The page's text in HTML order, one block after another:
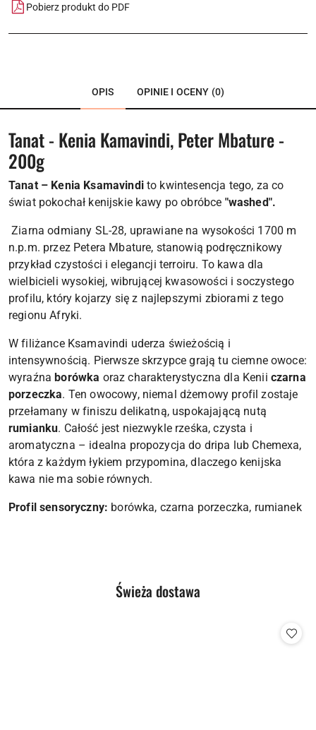
Pobierz produkt do PDF
OPIS OPINIE I OCENY (0)
Tanat - Kenia Kamavindi, Peter Mbature -
200g
Tanat – Kenia Ksamavindito kwintesencja tego, za co
świat pokochał kenijskie kawy po obróbce "washed".
Ziarna odmiany SL-28, uprawiane na wysokości 1700 m
n.p.m. przez Petera Mbature, stanowią podręcznikowy
przykład czystości i elegancji terroiru. To kawa dla
wielbicieli wysokiej, wibrującej kwasowości i soczystego
profilu, który kojarzy się z najlepszymi zbiorami z tego
regionu Afryki.
W filiżance Ksamavindi uderza świeżością i
intensywnością. Pierwsze skrzypce grają tu ciemne owoce:
wyraźna borówka oraz charakterystyczna dla Kenii czarna
porzeczka. Ten owocowy, niemal dżemowy profil zostaje
przełamany w finiszu delikatną, uspokajającą nutą
rumianku. Całość jest niezwykle rześka, czysta i
aromatyczna – idealna propozycja do dripa lub Chemexa,
która z każdym łykiem przypomina, dlaczego kenijska
kawa nie ma sobie równych.
Profil sensoryczny: borówka, czarna porzeczka, rumianek
Pomiń karuzelę produktów
Produkty
Świeża dostawa